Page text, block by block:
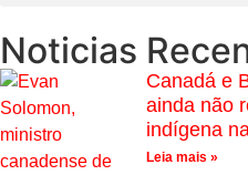
Noticias
Canadá e
ainda não
indígena
Leia mais »